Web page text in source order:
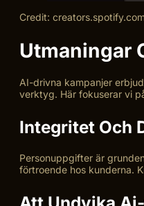
Credit:
Utmaningar
AI-drivna kampanjer
verktyg. Här fokuserar vi
Integritet Och
Personuppgifter är
förtroende hos kunderna.